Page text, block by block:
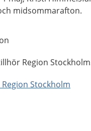
midsommarafton.
Region
Stockholm